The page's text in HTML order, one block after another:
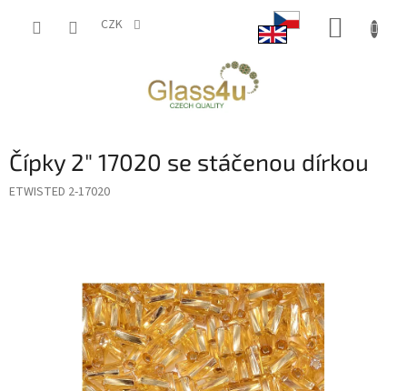
CZK
Čípky 2" 17020 se stáčenou dírkou
ETWISTED 2-17020